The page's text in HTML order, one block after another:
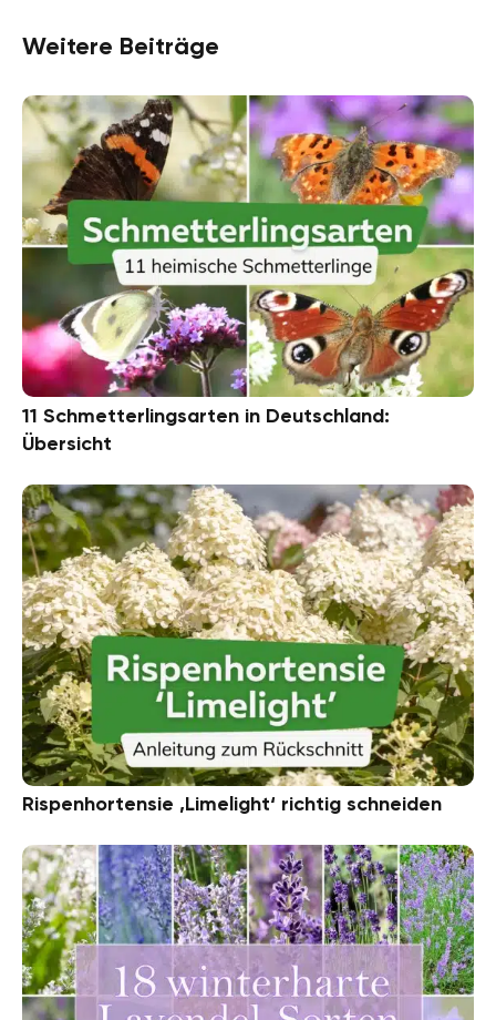
Weitere Beiträge
11 Schmetterlingsarten in Deutschland:
Übersicht
Rispenhortensie ‚Limelight‘ richtig schneiden